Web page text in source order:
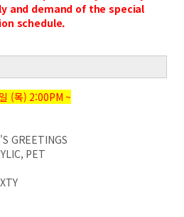
and demand of the special
schedule.
(목) 2:00PM ~
GREETINGS
PET